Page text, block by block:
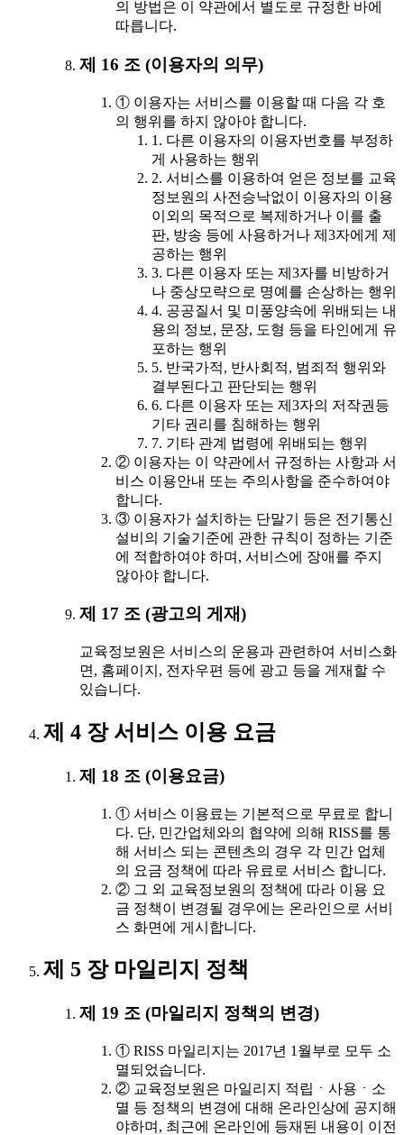
의 방법은 이 약관에서 별도로 규정한 바에
따릅니다.
제 16 조 (이용자의 의무)
① 이용자는 서비스를 이용할 때 다음 각 호
의 행위를 하지 않아야 합니다.
1. 다른 이용자의 이용자번호를 부정하
게 사용하는 행위
2. 서비스를 이용하여 얻은 정보를 교육
정보원의 사전승낙없이 이용자의 이용
이외의 목적으로 복제하거나 이를 출
판, 방송 등에 사용하거나 제3자에게 제
공하는 행위
3. 다른 이용자 또는 제3자를 비방하거
나 중상모략으로 명예를 손상하는 행위
4. 공공질서 및 미풍양속에 위배되는 내
용의 정보, 문장, 도형 등을 타인에게 유
포하는 행위
5. 반국가적, 반사회적, 범죄적 행위와
결부된다고 판단되는 행위
6. 다른 이용자 또는 제3자의 저작권등
기타 권리를 침해하는 행위
7. 기타 관계 법령에 위배되는 행위
② 이용자는 이 약관에서 규정하는 사항과 서
비스 이용안내 또는 주의사항을 준수하여야
합니다.
③ 이용자가 설치하는 단말기 등은 전기통신
설비의 기술기준에 관한 규칙이 정하는 기준
에 적합하여야 하며, 서비스에 장애를 주지
않아야 합니다.
제 17 조 (광고의 게재)
교육정보원은 서비스의 운용과 관련하여 서비스화
면, 홈페이지, 전자우편 등에 광고 등을 게재할 수
있습니다.
제 4 장 서비스 이용 요금
제 18 조 (이용요금)
① 서비스 이용료는 기본적으로 무료로 합니
다. 단, 민간업체와의 협약에 의해 RISS를 통
해 서비스 되는 콘텐츠의 경우 각 민간 업체
의 요금 정책에 따라 유료로 서비스 합니다.
② 그 외 교육정보원의 정책에 따라 이용 요
금 정책이 변경될 경우에는 온라인으로 서비
스 화면에 게시합니다.
제 5 장 마일리지 정책
제 19 조 (마일리지 정책의 변경)
① RISS 마일리지는 2017년 1월부로 모두 소
멸되었습니다.
② 교육정보원은 마일리지 적립ㆍ사용ㆍ소
멸 등 정책의 변경에 대해 온라인상에 공지해
야하며, 최근에 온라인에 등재된 내용이 이전